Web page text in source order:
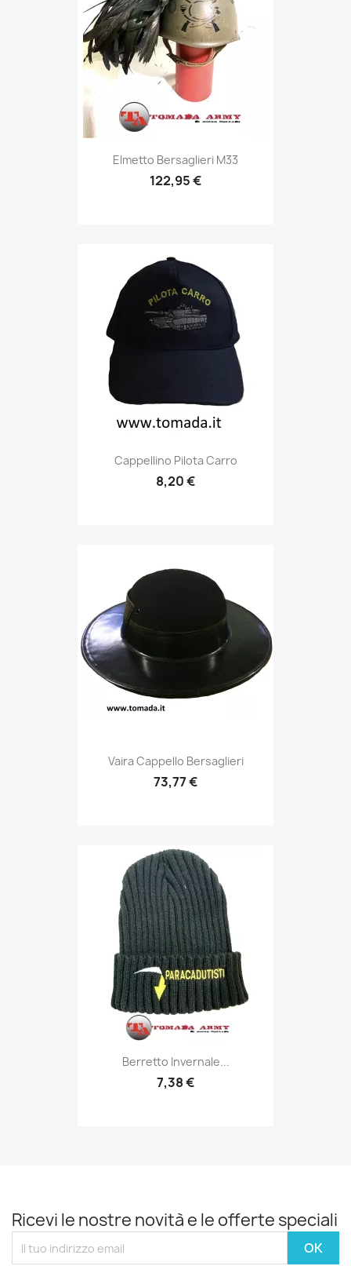
Anteprima
Elmetto Bersaglieri M33
122,95 €
Anteprima
Cappellino Pilota Carro
8,20 €
Anteprima
Vaira Cappello Bersaglieri
73,77 €
Anteprima
Berretto Invernale...
7,38 €
Ricevi le nostre novità e le offerte speciali